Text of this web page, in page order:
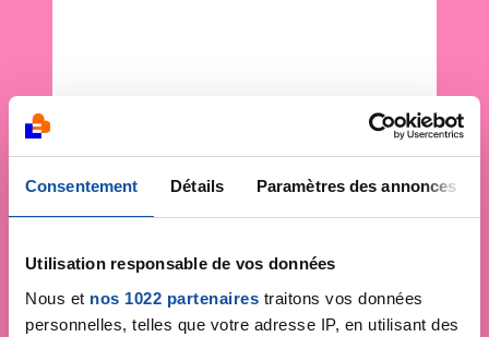
Consentement Détails Paramètres des annonces
Utilisation responsable de vos données
Nous et nos 1022 partenaires traitons vos données
personnelles, telles que votre adresse IP, en utilisant des